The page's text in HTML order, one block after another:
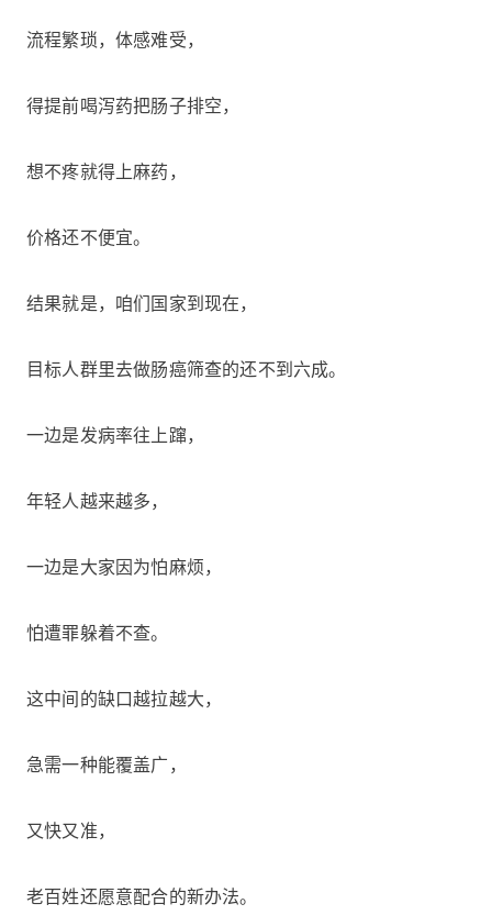
流程繁琐，体感难受，
得提前喝泻药把肠子排空，
想不疼就得上麻药，
价格还不便宜。
结果就是，咱们国家到现在，
目标人群里去做肠癌筛查的还不到六成。
一边是发病率往上蹿，
年轻人越来越多，
一边是大家因为怕麻烦，
怕遭罪躲着不查。
这中间的缺口越拉越大，
急需一种能覆盖广，
又快又准，
老百姓还愿意配合的新办法。